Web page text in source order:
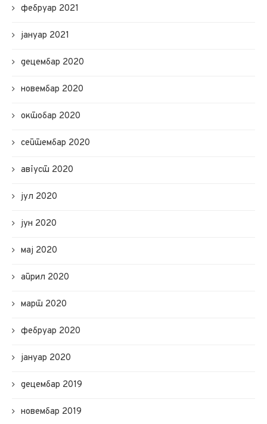
фебруар 2021
јануар 2021
децембар 2020
новембар 2020
октобар 2020
септембар 2020
август 2020
јул 2020
јун 2020
мај 2020
април 2020
март 2020
фебруар 2020
јануар 2020
децембар 2019
новембар 2019